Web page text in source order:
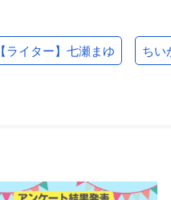
【ライター】七瀬まゆ ちい